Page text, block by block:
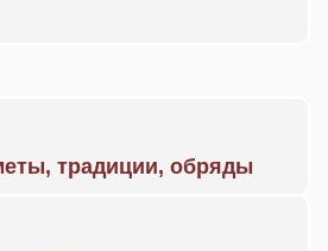
традиции, обряды